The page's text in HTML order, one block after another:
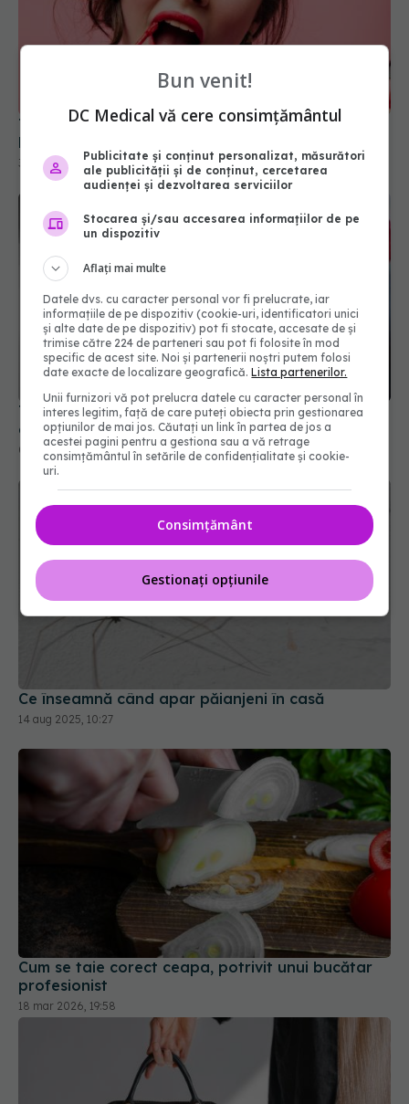
Trucul genial care face rujul să reziste ore întregi.
Pudra translucidă, secretul make-up artiștilor
Trucul cu folie de aluminiu pe calorifer. Ce efect
are și de ce merită încercat
Ce înseamnă când apar păianjeni în casă
Cum se taie corect ceapa, potrivit unui bucătar
Bun venit!
DC Medical vă cere consimțământul
Publicitate și conținut personalizat, măsurători
ale publicității și de conținut, cercetarea
audienței și dezvoltarea serviciilor
Stocarea și/sau accesarea informațiilor de pe
un dispozitiv
Aflați mai multe
Datele dvs. cu caracter personal vor fi prelucrate, iar
informațiile de pe dispozitiv (cookie-uri, identificatori unici
și alte date de pe dispozitiv) pot fi stocate, accesate de și
trimise către 224 de parteneri sau pot fi folosite în mod
specific de acest site. Noi și partenerii noștri putem folosi
date exacte de localizare geografică.Lista partenerilor.
Unii furnizori vă pot prelucra datele cu caracter personal în
interes legitim, față de care puteți obiecta prin gestionarea
opțiunilor de mai jos. Căutați un link în partea de jos a
acestei pagini pentru a gestiona sau a vă retrage
consimțământul în setările de confidențialitate și cookie-
uri.
Consimțământ
Gestionați opțiunile